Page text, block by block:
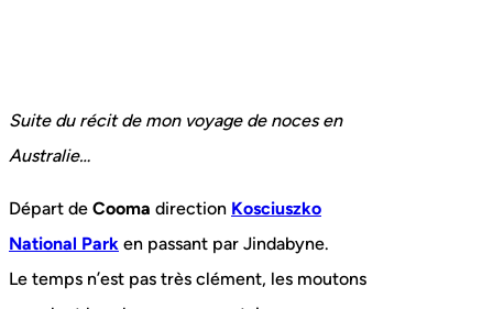
Suite du récit de mon voyage de noces en
Australie…
Départ de Cooma direction Kosciuszko
National Park en passant par Jindabyne.
Le temps n’est pas très clément, les moutons